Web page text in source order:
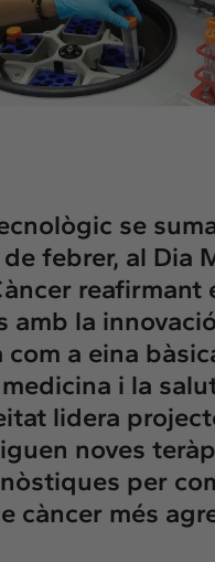
se
febrer, al Dia
reafirmant
amb la
a eina
i la
lidera
noves
per
càncer més